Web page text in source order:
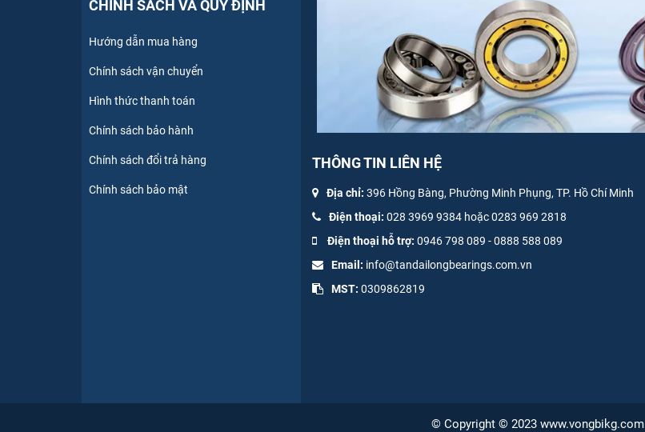
CHÍNH SÁCH VÀ QUY ĐỊNH
Hướng dẫn mua hàng
Chính sách vận chuyển
Hình thức thanh toán
Chính sách bảo hành
Chính sách đổi trả hàng
Chính sách bảo mật
THÔNG TIN LIÊN HỆ
Địa chỉ: 396 Hồng Bàng, Phường Minh Phụng, TP. Hồ Chí Minh
Điện thoại: 028 3969 9384 hoặc 0283 969 2818
Điện thoại hỗ trợ: 0946 798 089 -0888 588 089
Email: info@tandailongbearings.com.vn
MST: 0309862819
© Copyright © 2023 www.vongbikg.com